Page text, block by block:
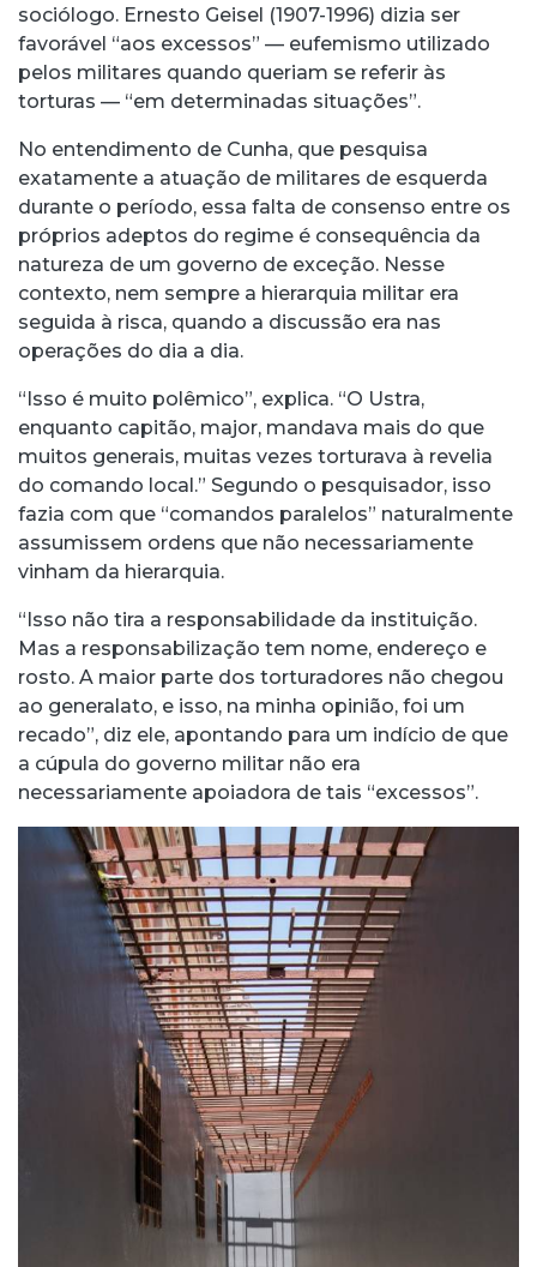
sociólogo. Ernesto Geisel (1907-1996) dizia ser
favorável “aos excessos” — eufemismo utilizado
pelos militares quando queriam se referir às
torturas — “em determinadas situações”.
No entendimento de Cunha, que pesquisa
exatamente a atuação de militares de esquerda
durante o período, essa falta de consenso entre os
próprios adeptos do regime é consequência da
natureza de um governo de exceção. Nesse
contexto, nem sempre a hierarquia militar era
seguida à risca, quando a discussão era nas
operações do dia a dia.
“Isso é muito polêmico”, explica. “O Ustra,
enquanto capitão, major, mandava mais do que
muitos generais, muitas vezes torturava à revelia
do comando local.” Segundo o pesquisador, isso
fazia com que “comandos paralelos” naturalmente
assumissem ordens que não necessariamente
vinham da hierarquia.
“Isso não tira a responsabilidade da instituição.
Mas a responsabilização tem nome, endereço e
rosto. A maior parte dos torturadores não chegou
ao generalato, e isso, na minha opinião, foi um
recado”, diz ele, apontando para um indício de que
a cúpula do governo militar não era
necessariamente apoiadora de tais “excessos”.